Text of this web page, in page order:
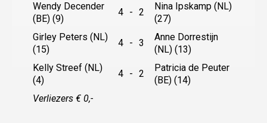
Wendy Decender
(BE) (9)
4 - 2
Nina Ipskamp (NL)
(27)
Girley Peters (NL)
(15)
4 - 3
Anne Dorrestijn
(NL) (13)
Kelly Streef (NL)
(4)
4 - 2
Patricia de Peuter
(BE) (14)
Verliezers € 0,-